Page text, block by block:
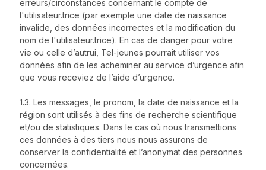
erreurs/circonstances concernant le compte de
l'utilisateur.trice (par exemple une date de naissance
invalide, des données incorrectes et la modification du
nom de l'utilisateur.trice). En cas de danger pour votre
vie ou celle d’autrui, Tel-jeunes pourrait utiliser vos
données afin de les acheminer au service d’urgence afin
que vous receviez de l’aide d’urgence.
1.3. Les messages, le pronom, la date de naissance et la
région sont utilisés à des fins de recherche scientifique
et/ou de statistiques. Dans le cas où nous transmettions
ces données à des tiers nous nous assurons de
conserver la confidentialité et l’anonymat des personnes
concernées.